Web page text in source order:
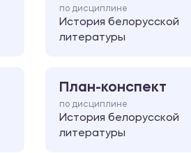
по дисциплине
История белорусской
литературы
План-конспект
по дисциплине
История белорусской
литературы